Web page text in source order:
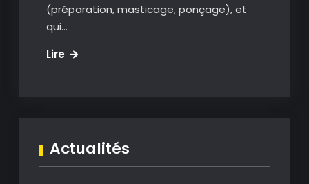
(préparation, masticage, ponçage), et
qui…
LirePeinture
Actualités